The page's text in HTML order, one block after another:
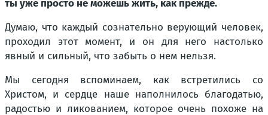
ты уже просто не можешь жить, как прежде.
Думаю, что каждый сознательно верующий человек,
проходил этот момент, и он для него настолько
явный и сильный, что забыть о нем нельзя.
Мы сегодня вспоминаем, как встретились со
Христом, и сердце наше наполнилось благодатью,
радостью и ликованием, которое очень похоже на